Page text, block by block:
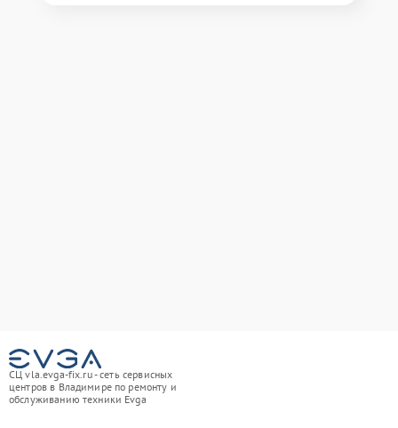
СЦ vla.evga-fix.ru - сеть сервисных
центров в Владимире по ремонту и
обслуживанию техники Evga